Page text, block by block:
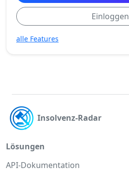
Einloggen
alle Features
Insolvenz-Radar
Lösungen
API-Dokumentation